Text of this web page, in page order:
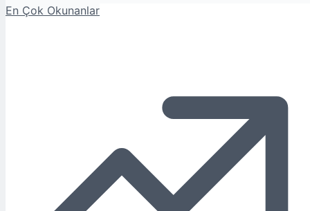
En Çok Okunanlar